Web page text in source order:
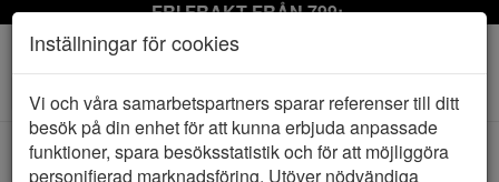
FRI FRAKT FRÅN 799:-
Toggle
navigation
Inställningar för cookies
Vi och våra samarbetspartners sparar referenser till ditt
besök på din enhet för att kunna erbjuda anpassade
funktioner, spara besöksstatistik och för att möjliggöra
personifierad marknadsföring. Utöver nödvändiga